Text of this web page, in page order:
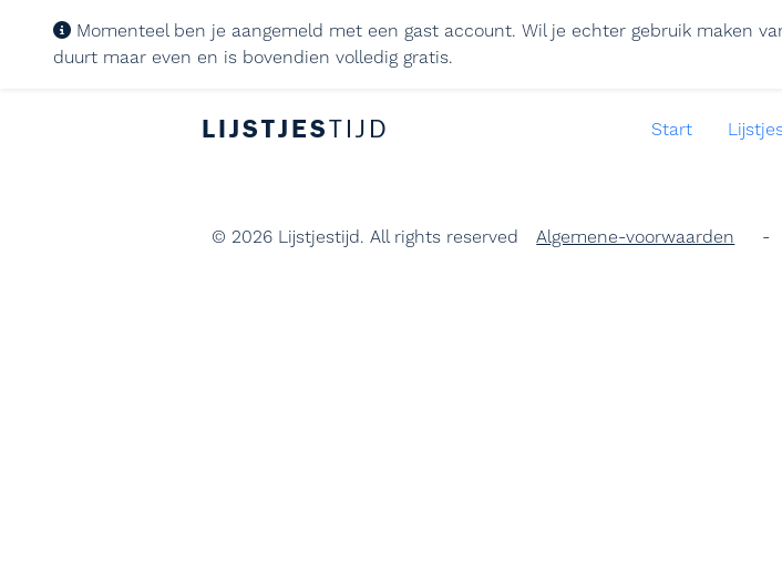
Momenteel ben je aangemeld met een gast account. Wil je echter gebruik maken
duurt maar even en is bovendien volledig gratis.
LIJSTJESTIJD Start
© 2026 Lijstjestijd. All rights reserved Algemene-voorwaarden -